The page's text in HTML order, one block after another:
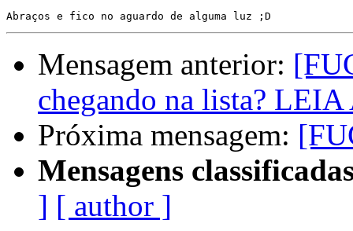
Mensagem anterior:
chegando na lista?
Próxima mensagem:
Mensagens
] [ author ]